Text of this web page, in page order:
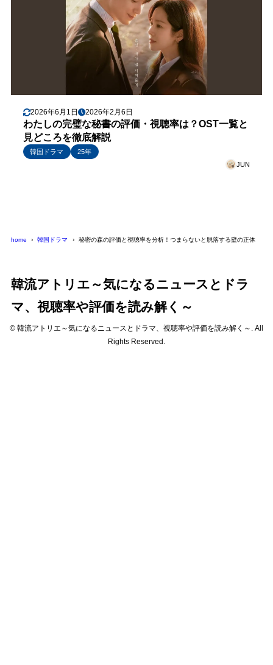
2026年6月1日 2026年2月6日
わたしの完璧な秘書の評価・視聴率は？OST一覧と
見どころを徹底解説
韓国ドラマ
25年
JUN
home 韓国ドラマ 秘密の森の評価と視聴率を分析！つまらないと脱落する壁の正体
韓流アトリエ～気になるニュースとドラ
マ、視聴率や評価を読み解く～
© 韓流アトリエ～気になるニュースとドラマ、視聴率や評価を読み解く～. All
Rights Reserved.